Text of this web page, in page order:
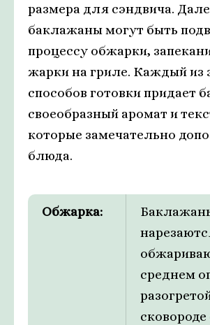
размера для сэндвича.
баклажаны могут быть
процессу обжарки,
жарки на гриле. Каждый из
способов готовки придает
своеобразный аромат и
которые замечательно
блюда.
Обжарка:
среднем